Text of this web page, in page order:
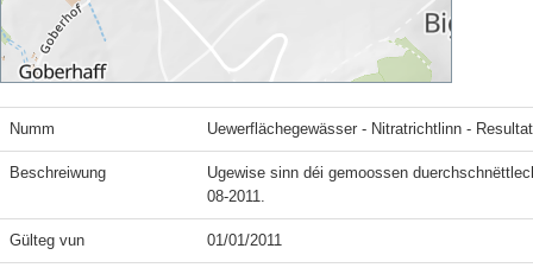
Numm Uewerflächegewässer - Nitratrichtlinn -
Beschreiwung
Ugewise sinn déi gemoossen
08-2011.
Gülteg vun 01/01/2011